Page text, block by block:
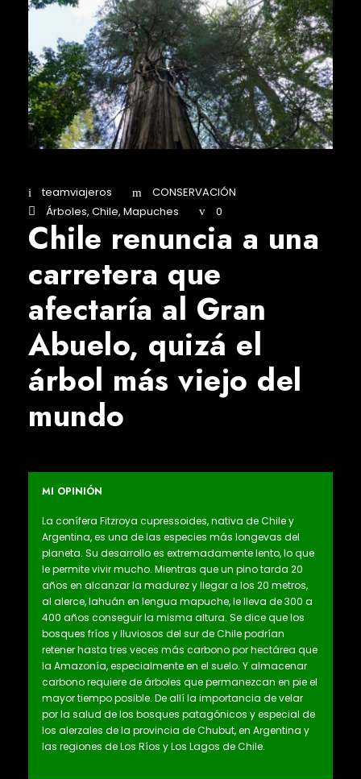
teamviajeros
CONSERVACIÓN
Árboles, Chile, Mapuches 0
Chile renuncia a una
carretera que
afectaría al Gran
Abuelo, quizá el
árbol más viejo del
mundo
MI OPINIÓN
La conífera Fitzroya cupressoides, nativa de Chile y
Argentina, es una de las especies más longevas del
planeta. Su desarrollo es extremadamente lento, lo que
le permite vivir mucho. Mientras que un pino tarda 20
años en alcanzar la madurez y llegar a los 20 metros,
al alerce, lahuán en lengua mapuche, le lleva de 300 a
400 años conseguir la misma altura. Se dice que los
bosques fríos y lluviosos del sur de Chile podrían
retener hasta tres veces más carbono por hectárea que
la Amazonía, especialmente en el suelo. Y almacenar
carbono requiere de árboles que permanezcan en pie el
mayor tiempo posible. De allí la importancia de velar
por la salud de los bosques patagónicos y especial de
los alerzales de la provincia de Chubut, en Argentina y
las regiones de Los Ríos y Los Lagos de Chile.